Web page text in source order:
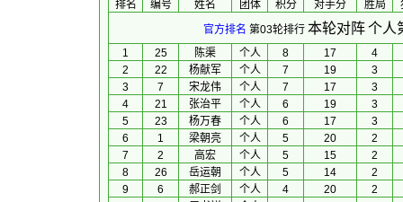
排名 编号 姓名 团体 积分 对手分 胜局
官方排名 第03轮排行 本轮对阵个人
1 25 陈渠 个人 8 17
4
2
22 杨献军 个人 7 19
3
3
7 宋龙伟 个人 7 17
3
4
21 张治平 个人 6 19
3
5
23 杨万春 个人 6 17
3
6
1 梁朝亮 个人 5 20
2
7
2 高宏 个人 5 15
2
8
26 岳运朝 个人 5 14
2
9
6 郝正剑 个人 4 20
2